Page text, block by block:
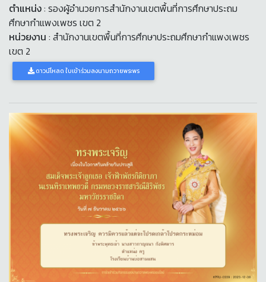
ตำแหน่ง: รองผู้อำนวยการสำนักงานเขตพื้นที่การศึกษาประถม
ศึกษากำแพงเพชร เขต 2
หน่วยงาน : สำนักงานเขตพื้นที่การศึกษาประถมศึกษากำแพงเพชร
เขต 2
ดาวน์โหลด ใบเข้าร่วมลงนามถวายพระพร